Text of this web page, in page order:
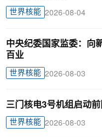
世界核能 2026-08-04
中央纪委国家监委：向
百业
世界核能 2026-08-03
三门核电3号机组启动
世界核能 2026-08-03